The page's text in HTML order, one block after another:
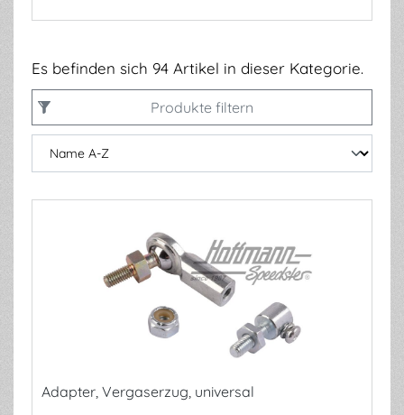
Es befinden sich 94 Artikel in dieser Kategorie.
Produkte filtern
Adapter, Vergaserzug, universal